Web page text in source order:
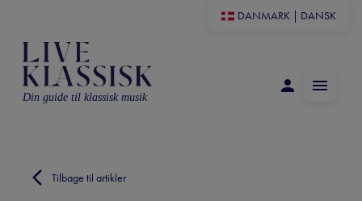
DANMARK DANSK
Din guide til klassisk musik
Tilbage til artikler